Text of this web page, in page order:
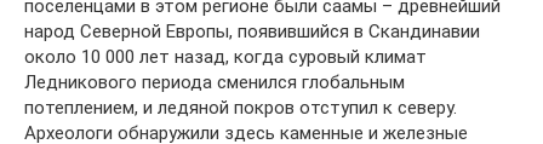
поселенцами в этом регионе были саамы – древнейший
народ Северной Европы, появившийся в Скандинавии
около 10 000 лет назад, когда суровый климат
Ледникового периода сменился глобальным
потеплением, и ледяной покров отступил к северу.
Археологи обнаружили здесь каменные и железные